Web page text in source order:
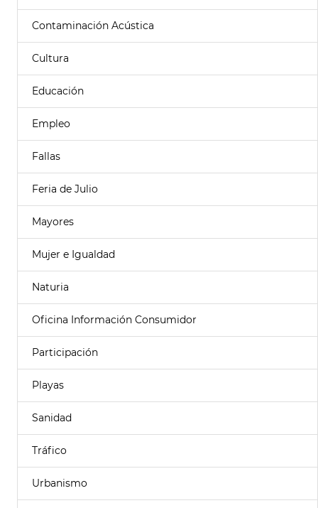
Contaminación Acústica
Cultura
Educación
Empleo
Fallas
Feria de Julio
Mayores
Mujer e Igualdad
Naturia
Oficina Información Consumidor
Participación
Playas
Sanidad
Tráfico
Urbanismo